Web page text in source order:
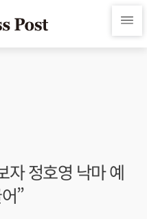
자 정호영 낙마 예
”